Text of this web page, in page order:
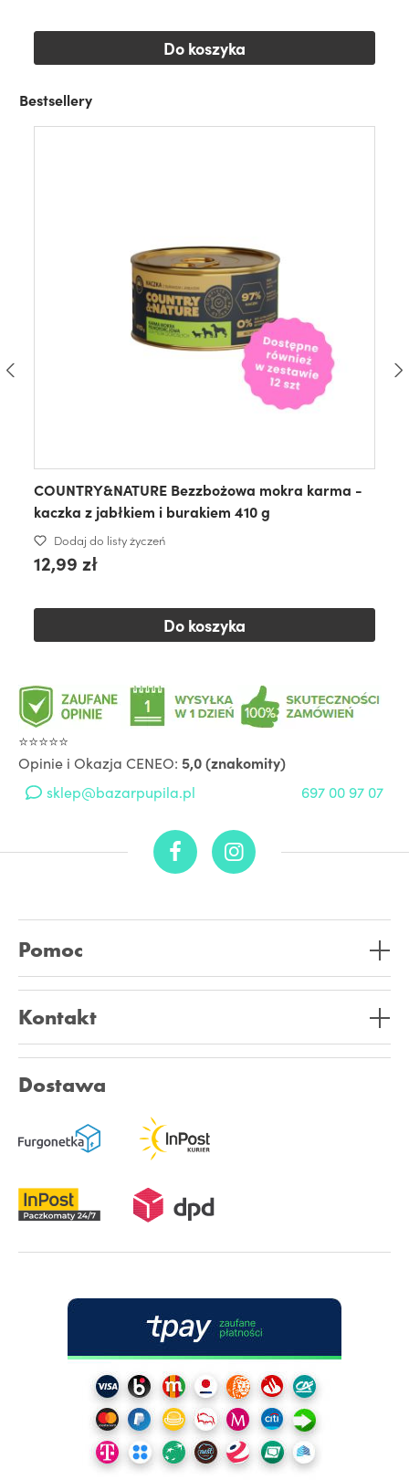
Do koszyka
Bestsellery
COUNTRY&NATURE Bezzbożowa mokra karma -
kaczka z jabłkiem i burakiem 410 g
Dodaj do listy życzeń
12,99 zł
Do koszyka
⭐⭐⭐⭐⭐
Opinie i Okazja CENEO: 5,0 (znakomity)
sklep@bazarpupila.pl
697 00 97 07
Pomoc
Kontakt
Dostawa